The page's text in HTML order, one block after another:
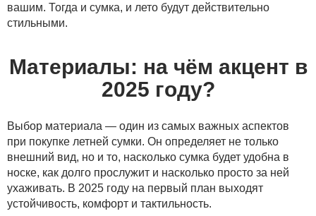
вашим. Тогда и сумка, и лето будут действительно
стильными.
Материалы: на чём акцент в
2025 году?
Выбор материала — один из самых важных аспектов
при покупке летней сумки. Он определяет не только
внешний вид, но и то, насколько сумка будет удобна в
носке, как долго прослужит и насколько просто за ней
ухаживать. В 2025 году на первый план выходят
устойчивость, комфорт и тактильность.